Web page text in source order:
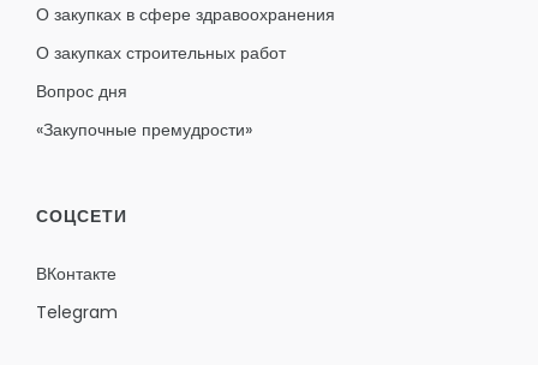
О закупках в сфере здравоохранения
О закупках строительных работ
Вопрос дня
«Закупочные премудрости»
СОЦСЕТИ
ВКонтакте
Telegram